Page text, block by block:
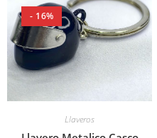
- 16%
Llaveros